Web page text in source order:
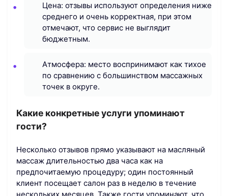
Цена: отзывы используют определения ниже
среднего и очень корректная, при этом
отмечают, что сервис не выглядит
бюджетным.
Атмосфера: место воспринимают как тихое
по сравнению с большинством массажных
точек в округе.
Какие конкретные услуги упоминают
гости?
Несколько отзывов прямо указывают на масляный
массаж длительностью два часа как на
предпочитаемую процедуру; один постоянный
клиент посещает салон раз в неделю в течение